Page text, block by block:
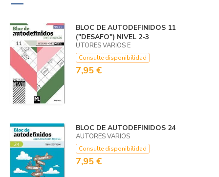
BLOC DE AUTODEFINIDOS 11
("DESAFO") NIVEL 2-3
UTORES VARIOS E
Consulte disponibilidad
7,95 €
BLOC DE AUTODEFINIDOS 24
AUTORES VARIOS
Consulte disponibilidad
7,95 €